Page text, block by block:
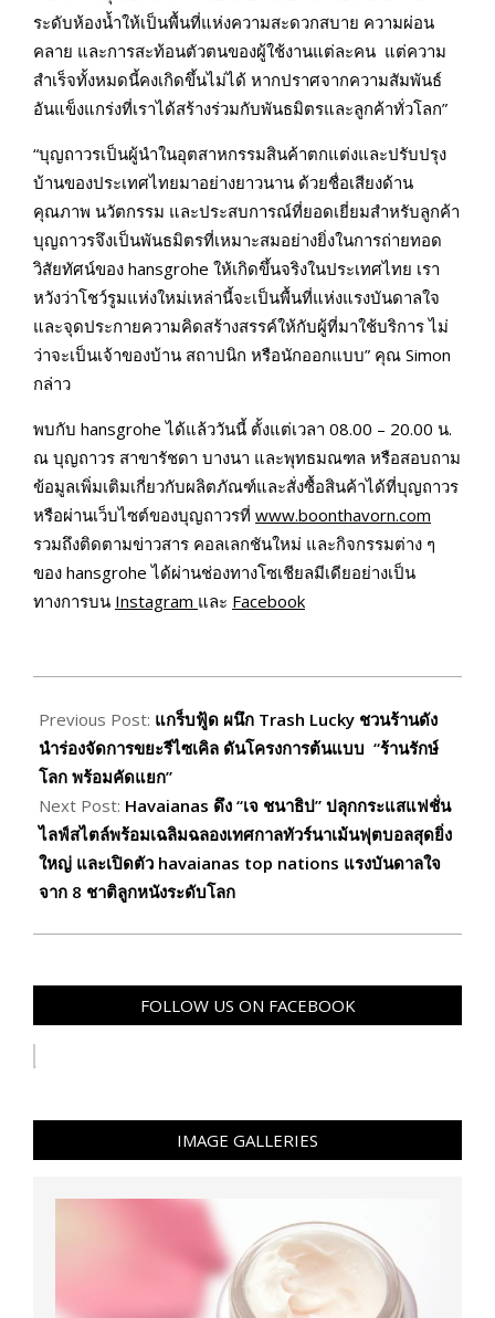
ระดับห้องน้ำให้เป็นพื้นที่แห่งความสะดวกสบาย ความผ่อน
คลาย และการสะท้อนตัวตนของผู้ใช้งานแต่ละคน แต่ความ
สำเร็จทั้งหมดนี้คงเกิดขึ้นไม่ได้ หากปราศจากความสัมพันธ์
อันแข็งแกร่งที่เราได้สร้างร่วมกับพันธมิตรและลูกค้าทั่วโลก”
“บุญถาวรเป็นผู้นำในอุตสาหกรรมสินค้าตกแต่งและปรับปรุง
บ้านของประเทศไทยมาอย่างยาวนาน ด้วยชื่อเสียงด้าน
คุณภาพ นวัตกรรม และประสบการณ์ที่ยอดเยี่ยมสำหรับลูกค้า
บุญถาวรจึงเป็นพันธมิตรที่เหมาะสมอย่างยิ่งในการถ่ายทอด
วิสัยทัศน์ของ hansgrohe ให้เกิดขึ้นจริงในประเทศไทย เรา
หวังว่าโชว์รูมแห่งใหม่เหล่านี้จะเป็นพื้นที่แห่งแรงบันดาลใจ
และจุดประกายความคิดสร้างสรรค์ให้กับผู้ที่มาใช้บริการ ไม่
ว่าจะเป็นเจ้าของบ้าน สถาปนิก หรือนักออกแบบ” คุณ Simon
กล่าว
พบกับ hansgrohe ได้แล้ววันนี้ ตั้งแต่เวลา 08.00 – 20.00 น.
ณ บุญถาวร สาขารัชดา บางนา และพุทธมณฑล หรือสอบถาม
ข้อมูลเพิ่มเติมเกี่ยวกับผลิตภัณฑ์และสั่งซื้อสินค้าได้ที่บุญถาวร
หรือผ่านเว็บไซต์ของบุญถาวรที่ www.boonthavorn.com
รวมถึงติดตามข่าวสาร คอลเลกชันใหม่ และกิจกรรมต่าง ๆ
ของ hansgrohe ได้ผ่านช่องทางโซเชียลมีเดียอย่างเป็น
ทางการบน Instagram และ Facebook
06-
15
Previous Post: แกร็บฟู้ด ผนึก Trash Lucky ชวนร้านดัง
นำร่องจัดการขยะรีไซเคิล ดันโครงการต้นแบบ “ร้านรักษ์
โลก พร้อมคัดแยก”
Next Post: Havaianas ดึง “เจ ชนาธิป” ปลุกกระแสแฟชั่น
ไลฟ์สไตล์พร้อมเฉลิมฉลองเทศกาลทัวร์นาเม้นฟุตบอลสุดยิ่ง
ใหญ่ และเปิดตัว havaianas top nations แรงบันดาลใจ
จาก 8 ชาติลูกหนังระดับโลก
FOLLOW US ON FACEBOOK
IMAGE GALLERIES